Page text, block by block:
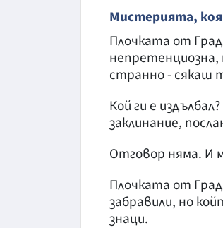
Мистерията,
Плочката от
непретенциозна,
странно - сякаш
Кой ги е
заклинание,
Отговор няма. И
Плочката от
забравили, но
знаци.